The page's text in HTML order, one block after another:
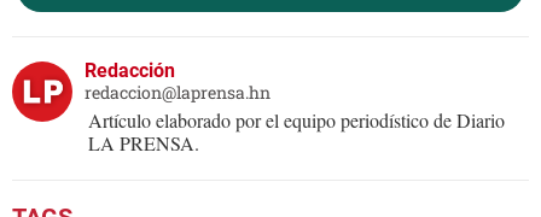
Redacción
redaccion@laprensa.hn
Artículo elaborado por el equipo periodístico de Diario
LA PRENSA.